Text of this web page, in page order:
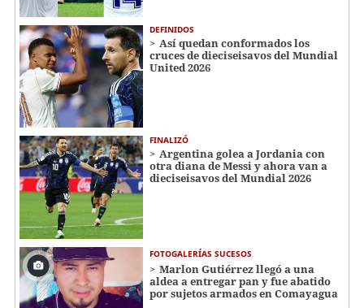
DEFINIDOS
Así quedan conformados los
cruces de dieciseisavos del Mundial
United 2026
FINALIZÓ
Argentina golea a Jordania con
otra diana de Messi y ahora van a
dieciseisavos del Mundial 2026
FOTOGALERÍAS SUCESOS
Marlon Gutiérrez llegó a una
aldea a entregar pan y fue abatido
por sujetos armados en Comayagua